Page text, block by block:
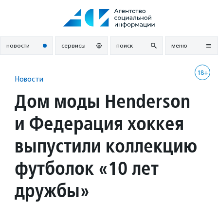
новости сервисы поиск меню
18+
Новости
Дом моды Henderson
и Федерация хоккея
выпустили коллекцию
футболок «10 лет
дружбы»